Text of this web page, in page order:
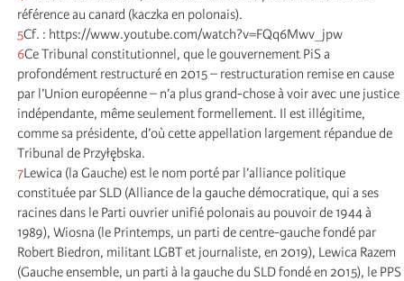
référence au canard (kaczka en polonais).
5Cf. : https://www.youtube.com/watch?v=FQq6Mwv_jpw
6Ce Tribunal constitutionnel, que le gouvernement PiS a
profondément restructuré en 2015 – restructuration remise en cause
par l’Union européenne – n’a plus grand-chose à voir avec une justice
indépendante, même seulement formellement. Il est illégitime,
comme sa présidente, d’où cette appellation largement répandue de
Tribunal de Przyłębska.
7Lewica (la Gauche) est le nom porté par l’alliance politique
constituée par SLD (Alliance de la gauche démocratique, qui a ses
racines dans le Parti ouvrier unifié polonais au pouvoir de 1944 à
1989), Wiosna (le Printemps, un parti de centre-gauche fondé par
Robert Biedron, militant LGBT et journaliste, en 2019), Lewica Razem
(Gauche ensemble, un parti à la gauche du SLD fondé en 2015), le PPS